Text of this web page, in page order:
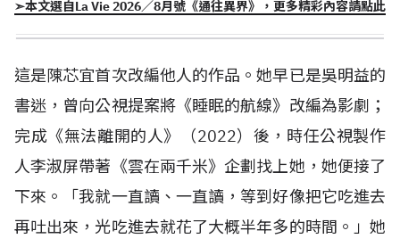
➣本文選自La Vie 2026／8月號《通往異界》，更多精彩內容請點此
這是陳芯宜首次改編他人的作品。她早已是吳明益的
書迷，曾向公視提案將《睡眠的航線》改編為影劇；
完成《無法離開的人》（2022）後，時任公視製作
人李淑屏帶著《雲在兩千米》企劃找上她，她便接了
下來。「我就一直讀、一直讀，等到好像把它吃進去
再吐出來，光吃進去就花了大概半年多的時間。」她